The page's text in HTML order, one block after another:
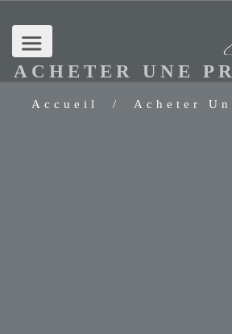
ACHETER UNE
Accueil / Acheter